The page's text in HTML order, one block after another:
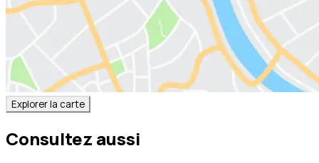
Explorer la carte
Consultez aussi